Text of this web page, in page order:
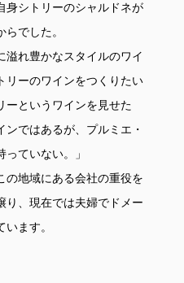
身シトリーのシャルドネが
でした。
溢れ豊かなスタイルのワイ
リーのワインをつくりたい
ーというワインを見せた
ではあるが、プルミエ・
ていない。」
の地域にある会社の重役を
り、現在では夫婦でドメー
ます。